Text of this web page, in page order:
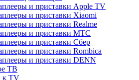
и приставки Apple TV
и приставки Xiaomi
и приставки Realme
и приставки МТС
и приставки Сбер
и приставки Rombica
и приставки DENN
ТВ
к TV